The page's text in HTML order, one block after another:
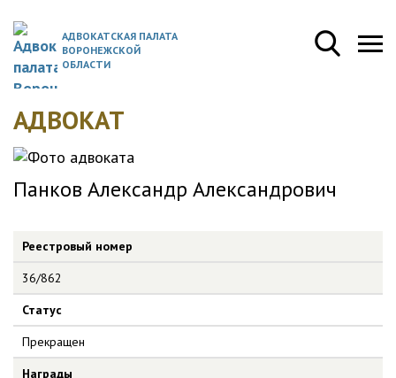
АДВОКАТСКАЯ ПАЛАТА
ВОРОНЕЖСКОЙ
ОБЛАСТИ
АДВОКАТ
Панков Александр Александрович
Реестровый номер
36/862
Статус
Прекращен
Награды